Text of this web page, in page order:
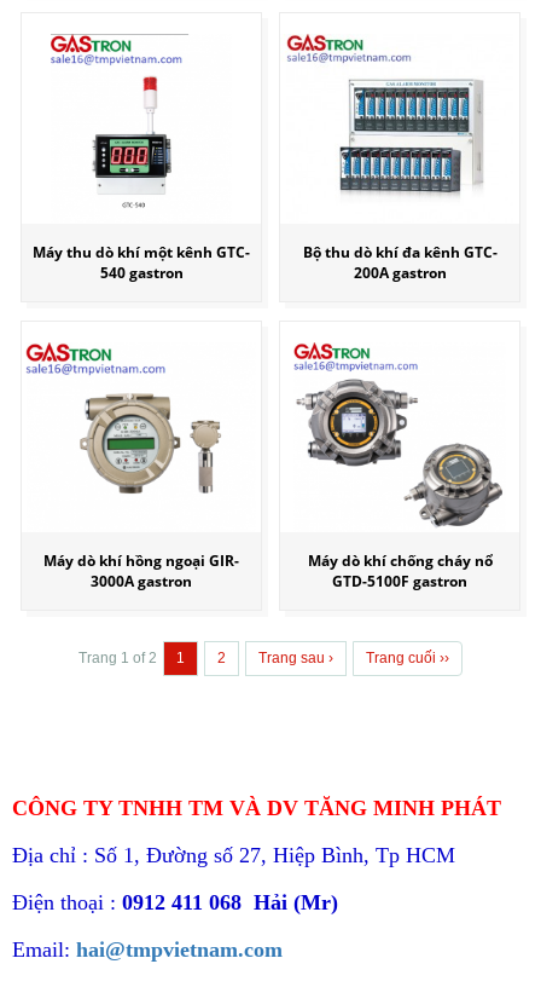
Máy thu dò khí một kênh GTC-
540 gastron
Bộ thu dò khí đa kênh GTC-
200A gastron
Máy dò khí hồng ngoại GIR-
3000A gastron
Máy dò khí chống cháy nổ
GTD-5100F gastron
Trang 1 of 2 1 2 Trang sau › Trang cuối ››
CÔNG TY TNHH TM VÀ DV TĂNG MINH PHÁT
Địa chỉ : Số 1, Đường số 27, Hiệp Bình, Tp HCM
Điện thoại : 0912 411 068 Hải (Mr)
Email: hai@tmpvietnam.com